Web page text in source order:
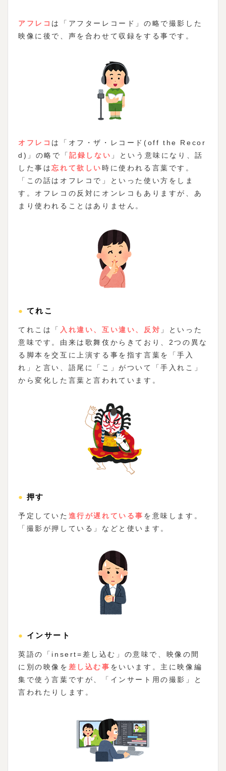
アフレコ は「アフターレコード」の略で撮影した
映像に後で、声を合わせて収録をする事です。
オフレコ は「オフ・ザ・レコード(off the Recor
d)」の略で「記録しない 」という意味になり、話
した事は忘れて欲しい時に使われる言葉です。
「この話はオフレコで」といった使い方をしま
す。オフレコの反対にオンレコもありますが、あ
まり使われることはありません。
●てれこ
てれこは「 入れ違い、互い違い、反対 」といった
意味です。由来は歌舞伎からきており、2つの異な
る脚本を交互に上演する事を指す言葉を「手入
れ」と言い、語尾に「こ」がついて「手入れこ」
から変化した言葉と言われています。
●押す
予定していた 進行が遅れている事 を意味します。
「撮影が押している」などと使います。
●インサート
英語の「insert=差し込む」の意味で、映像の間
に別の映像を 差し込む事 をいいます。主に映像編
集で使う言葉ですが、「インサート用の撮影」と
言われたりします。